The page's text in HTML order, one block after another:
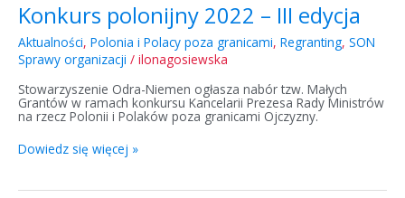
Konkurs polonijny 2022 – III edycja
Aktualności, Polonia i Polacy poza granicami, Regranting, SON
Sprawy organizacji / ilonagosiewska
Stowarzyszenie Odra-Niemen ogłasza nabór tzw. Małych
Grantów w ramach konkursu Kancelarii Prezesa Rady Ministrów
na rzecz Polonii i Polaków poza granicami Ojczyzny.
Dowiedz się więcej »